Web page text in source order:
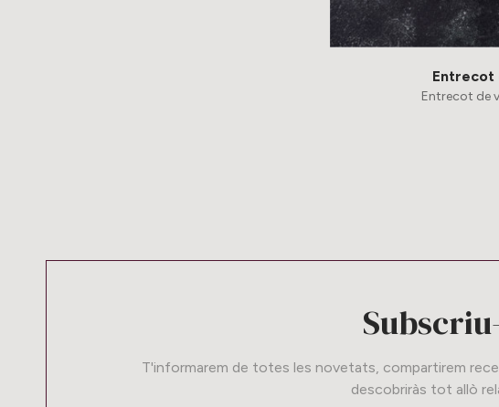
Entrecot
Entrecot de
T'informarem de totes les novetats, compartirem
descobriràs tot allò